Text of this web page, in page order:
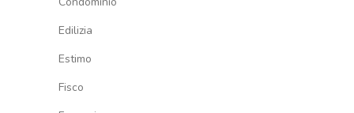
Edilizia
Estimo
Fisco